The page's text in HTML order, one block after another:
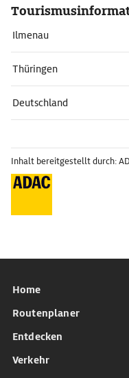
Ilmenau
Thüringen
Deutschland
Inhalt bereitgestellt durch:
Home
Routenplaner
Entdecken
Verkehr